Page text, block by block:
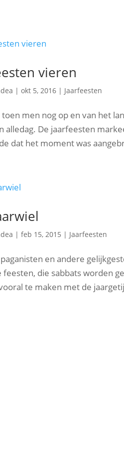
vieren
|okt 5, 2016 | Jaarfeesten
toen men nog op en van het
alledag. De jaarfeesten
dat het moment was
|feb 15, 2015 | Jaarfeesten
en andere
feesten, die sabbats worden
te maken met de